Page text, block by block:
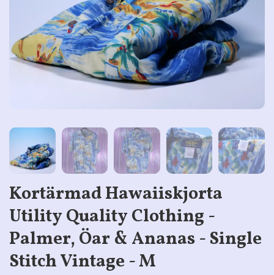
Kortärmad Hawaiiskjorta
Utility Quality Clothing -
Palmer, Öar & Ananas - Single
Stitch Vintage - M